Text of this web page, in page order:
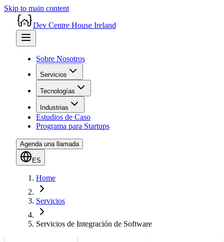
Skip to main content
Dev Centre House Ireland
Sobre Nosotros
Servicios
Tecnologías
Industrias
Estudios de Caso
Programa para Startups
Agenda una llamada
ES
Home
Servicios
Servicios de Integración de Software